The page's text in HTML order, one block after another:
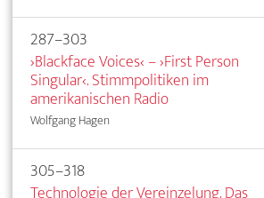
287–303
›Blackface Voices‹ – ›First Person
Singular‹. Stimmpolitiken im
amerikanischen Radio
Wolfgang Hagen
305–318